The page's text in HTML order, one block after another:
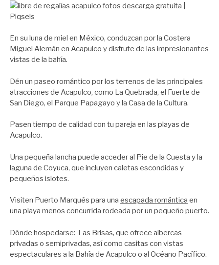
En su luna de miel en México, conduzcan por la Costera
Miguel Alemán en Acapulco y disfrute de las impresionantes
vistas de la bahía.
Dén un paseo romántico por los terrenos de las principales
atracciones de Acapulco, como La Quebrada, el Fuerte de
San Diego, el Parque Papagayo y la Casa de la Cultura.
Pasen tiempo de calidad con tu pareja en las playas de
Acapulco.
Una pequeña lancha puede acceder al Pie de la Cuesta y la
laguna de Coyuca, que incluyen caletas escondidas y
pequeños islotes.
Visiten Puerto Marqués para una escapada romántica en
una playa menos concurrida rodeada por un pequeño puerto.
Dónde hospedarse: Las Brisas, que ofrece albercas
privadas o semiprivadas, así como casitas con vistas
espectaculares a la Bahía de Acapulco o al Océano Pacífico.